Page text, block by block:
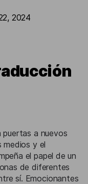
2024
puertas a nuevos
medios y el
el papel de un
de diferentes
sí. Emocionantes